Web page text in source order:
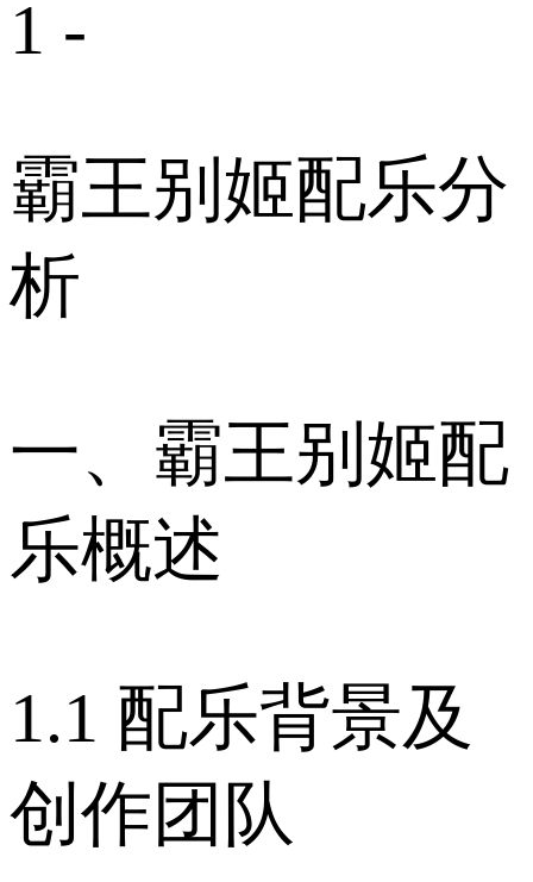
1 -
霸王别姬配乐分
析
一、霸王别姬配
乐概述
1.1 配乐背景及
创作团队